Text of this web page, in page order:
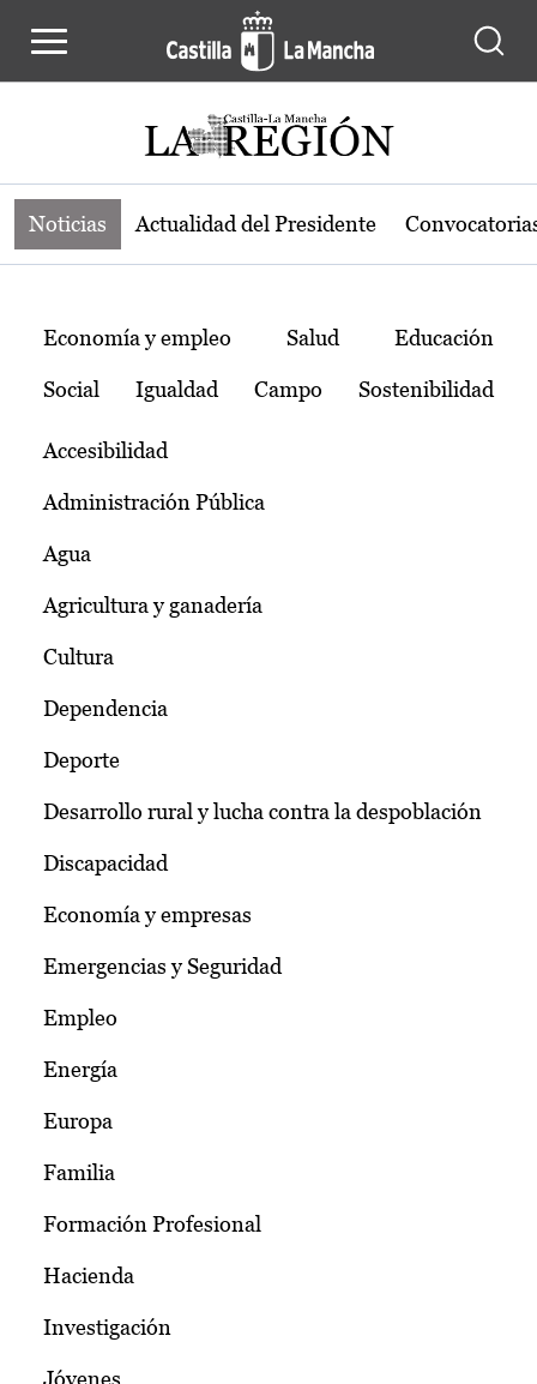
Noticias de la región de Castilla-La
Noticias Actualidad del Presidente
Temas
Economía y empleo Salud Educación
Social Igualdad Campo Sostenibilidad
Accesibilidad
Administración Pública
Agua
Agricultura y ganadería
Cultura
Dependencia
Deporte
Desarrollo rural y lucha contra la despoblación
Discapacidad
Economía y empresas
Emergencias y Seguridad
Empleo
Energía
Europa
Familia
Formación Profesional
Hacienda
Investigación
Jóvenes